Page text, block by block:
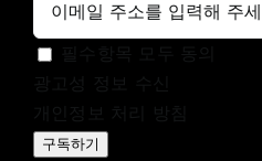
구독하기